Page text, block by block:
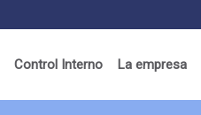
Control Interno La empresa